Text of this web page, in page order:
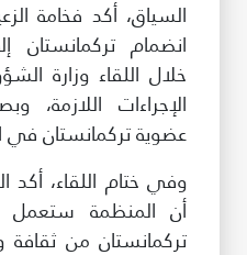
السياق، أكد فخامة
انضمام تركمانستان
خلال اللقاء وزارة
الإجراءات اللازمة،
عضوية تركمانستان في
وفي ختام اللقاء، أكد
أن المنظمة ستعمل
تركمانستان من ثقافة